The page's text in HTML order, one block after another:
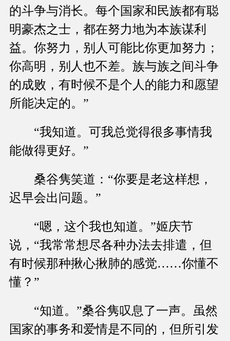
的斗争与消长。每个国家和民族都有聪
明豪杰之士，都在努力地为本族谋利
益。你努力，别人可能比你更加努力；
你高明，别人也不差。族与族之间斗争
的成败，有时候不是个人的能力和愿望
所能决定的。”
“我知道。可我总觉得很多事情我
能做得更好。”
桑谷隽笑道：“你要是老这样想，
迟早会出问题。”
“嗯，这个我也知道。”姬庆节
说，“我常常想尽各种办法去排遣，但
有时候那种揪心揪肺的感觉……你懂不
懂？”
“知道。”桑谷隽叹息了一声。虽然
国家的事务和爱情是不同的，但所引发